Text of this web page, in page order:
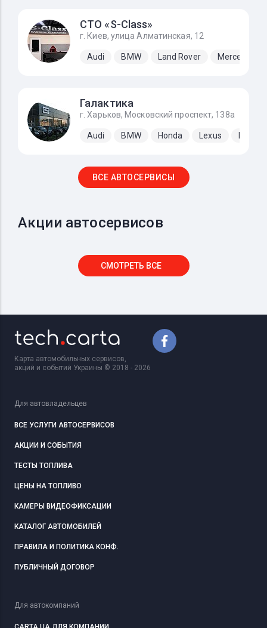
СТО «S-Class»
г. Киев, улица Алматинская, 12
Audi BMW Land Rover Mercedes-
Галактика
г. Харьков, Московский проспект, 138а
Audi BMW Honda Lexus
ВСЕ АВТОСЕРВИСЫ
Акции автосервисов
СМОТРЕТЬ ВСЕ
Карта автомобильных сервисов,
акций и событий Украины © 2018 - 2026
Для автовладельцев
ВСЕ УСЛУГИ АВТОСЕРВИСОВ
АКЦИИ И СОБЫТИЯ
ТЕСТЫ ТОПЛИВА
ЦЕНЫ НА ТОПЛИВО
КАМЕРЫ ВИДЕОФИКСАЦИИ
КАТАЛОГ АВТОМОБИЛЕЙ
ПРАВИЛА И ПОЛИТИКА КОНФ.
ПУБЛИЧНЫЙ ДОГОВОР
Для автокомпаний